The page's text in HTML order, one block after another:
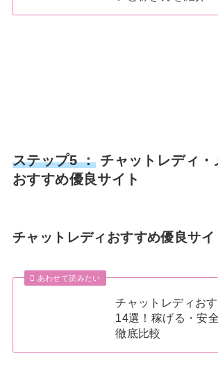
ステップ5 ：チャットレディ・
おすすめ優良サイト
チャットレディおすすめ優良サイ
あわせて読みたい
チャットレディお
14選！稼げる・安
徹底比較